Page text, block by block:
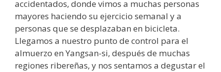
accidentados, donde vimos a muchas personas
mayores haciendo su ejercicio semanal y a
personas que se desplazaban en bicicleta.
Llegamos a nuestro punto de control para el
almuerzo en Yangsan-si, después de muchas
regiones ribereñas, y nos sentamos a degustar el